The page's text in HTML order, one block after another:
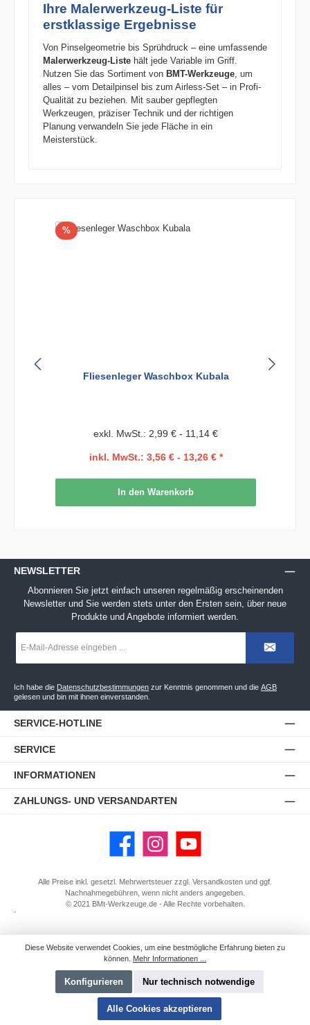
Ihre Malerwerkzeug-Liste für
erstklassige Ergebnisse
Von Pinselgeometrie bis Sprühdruck – eine umfassende
Malerwerkzeug-Liste hält jede Variable im Griff.
Nutzen Sie das Sortiment von BMT-Werkzeuge, um
alles – vom Detailpinsel bis zum Airless-Set – in Profi-
Qualität zu beziehen. Mit sauber gepflegten
Werkzeugen, präziser Technik und der richtigen
Planung verwandeln Sie jede Fläche in ein
Meisterstück.
%Rabatt
Fliesenleger Waschbox Kubala
exkl. MwSt.: 2,99 € - 11,14 €
inkl. MwSt.: 3,56 € - 13,26 € *
In den Warenkorb
NEWSLETTER
Abonnieren Sie jetzt einfach unseren regelmäßig erscheinenden
Newsletter und Sie werden stets unter den Ersten sein, über neue
Produkte und Angebote informiert werden.
Mail-
*
Ich habe die Datenschutzbestimmungen zur Kenntnis genommen und die AGB
gelesen und bin mit ihnen einverstanden.
SERVICE-HOTLINE
SERVICE
INFORMATIONEN
ZAHLUNGS- UND VERSANDARTEN
Facebook Instagram YouTube
Alle Preise inkl. gesetzl. Mehrwertsteuer zzgl. Versandkosten und ggf.
Nachnahmegebühren, wenn nicht anders angegeben.
© 2021 BMt-Werkzeuge.de - Alle Rechte vorbehalten.
`
Diese Website verwendet Cookies, um eine bestmögliche Erfahrung bieten zu
können. Mehr Informationen ...
Nur technisch notwendige
Konfigurieren
Alle Cookies akzeptieren